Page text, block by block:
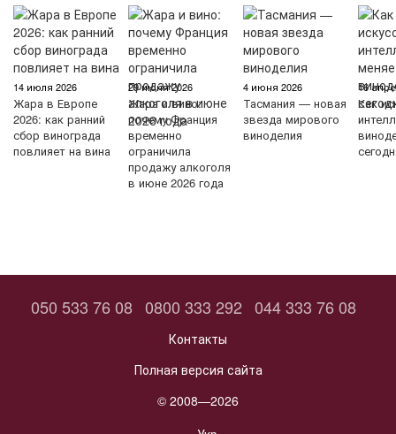
14 июля 2026
Жара в Европе
2026: как ранний
сбор винограда
повлияет на вина
29 июня 2026
Жара и вино:
почему Франция
временно
ограничила
продажу алкоголя
в июне 2026 года
4 июня 2026
Тасмания — новая
звезда мирового
виноделия
16
Как
050 533 76 08 0800 333 292 044 333 76 08
Контакты
Полная версия сайта
© 2008—2026